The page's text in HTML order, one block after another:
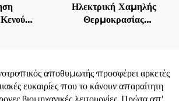
την
Ηλεκτρική Χαμηλής
Θερμοκρασίας
Καθαρισμός Συγκέντρωσης
αποθυμωτής προσφέρει αρκετές
ευκαιρίες που το κάνουν απαραίτητη